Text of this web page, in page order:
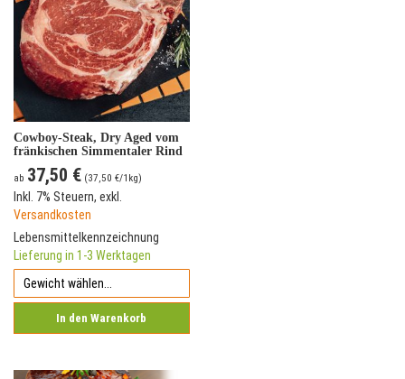
Cowboy-Steak, Dry Aged vom
fränkischen Simmentaler Rind
ab 37,50 € (37,50 €/1kg)
Inkl. 7% Steuern, exkl.
Versandkosten
Lebensmittelkennzeichnung
Lieferung in 1-3 Werktagen
In den Warenkorb